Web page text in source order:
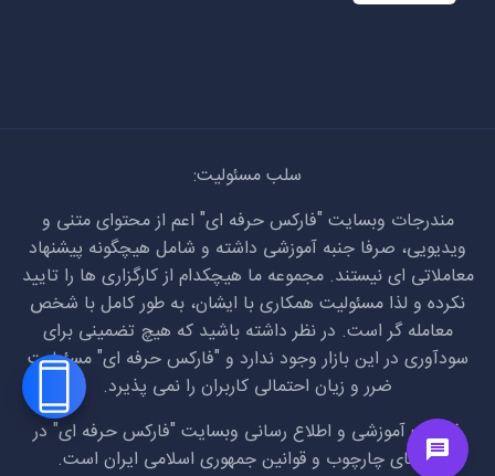
سلب مسئولیت:
مندرجات وبسایت "فارکس حرفه ای" اعم از محتوای متنی و
ویدیویی، صرفا جنبه آموزشی داشته و شامل هیچگونه پیشنهاد
معاملاتی ای نیستند. مجموعه ما هیچکدام از کارگزاری ها را تایید
نکرده و لذا مسئولیت همکاری با ایشان، به طور کامل با شخص
معامله گر است. در نظر داشته باشید که هیچ تضمینی برای
سودآوری در این بازار وجود ندارد و "فارکس حرفه ای" مسئولیت
ضرر و زیان احتمالی کاربران را نمی پذیرد.
فعالیت آموزشی و اطلاع رسانی وبسایت "فارکس حرفه ای" در
راستای چارچوب و قوانین جمهوری اسلامی ایران است.